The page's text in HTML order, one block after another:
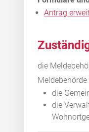
Antrag
die
die
die